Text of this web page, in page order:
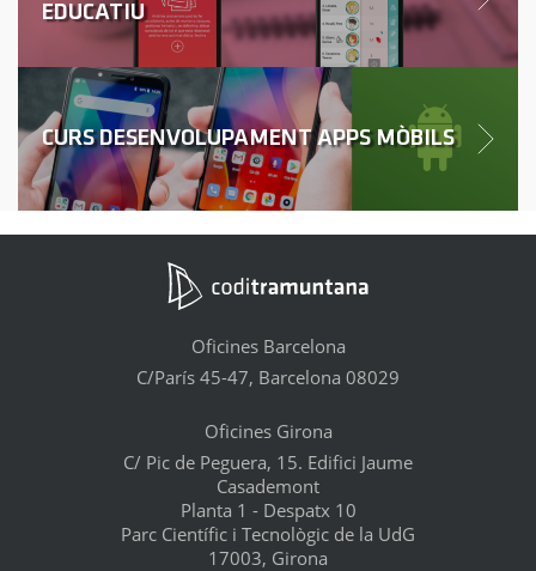
EDUCATIU
CURS DESENVOLUPAMENT APPS MÒBILS
Oficines Barcelona
C/París 45-47, Barcelona 08029
Oficines Girona
C/ Pic de Peguera, 15. Edifici Jaume
Casademont
Planta 1 - Despatx 10
Parc Científic i Tecnològic de la UdG
17003, Girona